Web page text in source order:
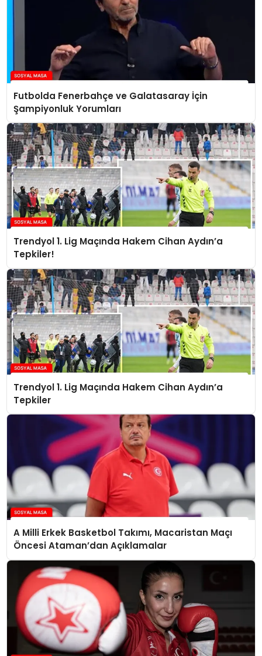
Futbolda Fenerbahçe ve Galatasaray İçin
Şampiyonluk Yorumları
Trendyol 1. Lig Maçında Hakem Cihan Aydın’a
Tepkiler!
Trendyol 1. Lig Maçında Hakem Cihan Aydın’a
Tepkiler
A Milli Erkek Basketbol Takımı, Macaristan Maçı
Öncesi Ataman’dan Açıklamalar